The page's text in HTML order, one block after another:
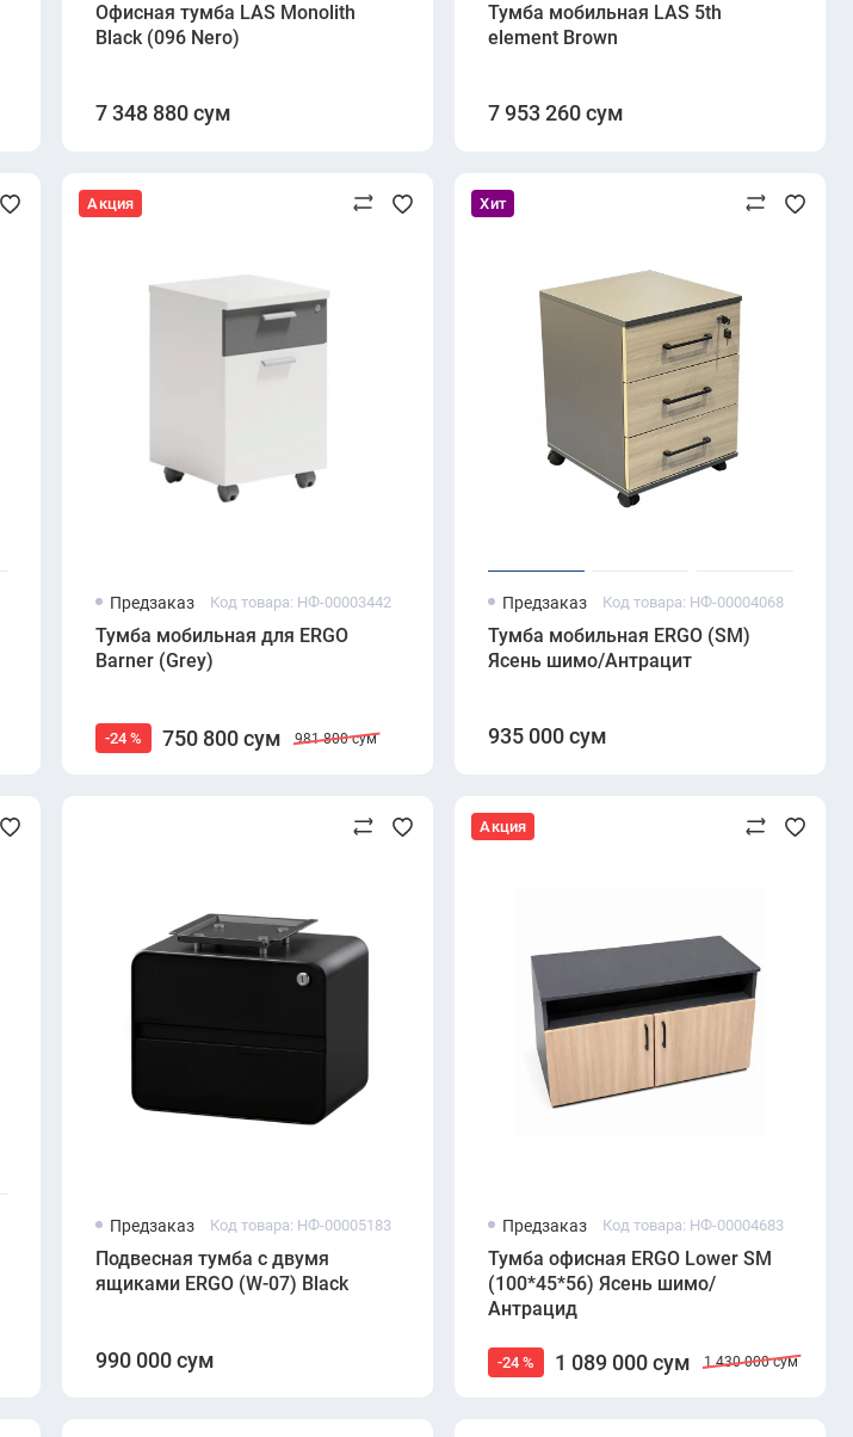
Офисная тумба LAS Monolith
Black (096 Nero)
7 348 880 сум
Тумба мобильная LAS 5th
element Brown
7 953 260 сум
Акция
Предзаказ Код товара: НФ-00003442
Тумба мобильная для ERGO
Barner (Grey)
-24 % 750 800 сум 981 800 сум
Хит
Предзаказ Код товара: НФ-00004068
Тумба мобильная ERGO (SM)
Ясень шимо/Антрацит
935 000 сум
Предзаказ Код товара: НФ-00005183
Подвесная тумба с двумя
ящиками ERGO (W-07) Black
990 000 сум
Акция
Предзаказ Код товара: НФ-00004683
Тумба офисная ERGO Lower SM
(100*45*56) Ясень шимо/
Антрацид
-24 % 1 089 000 сум 1 430 000 сум